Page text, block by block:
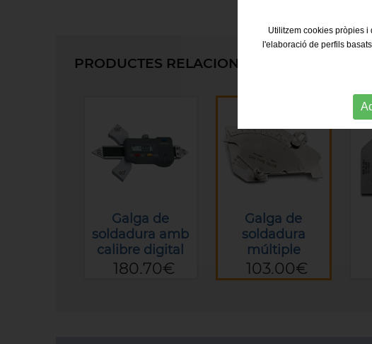
PRODUCTES RELACIONATS
Galga de
soldadura amb
calibre digital
180.70€
Galga de
soldadura
múltiple
103.00€
Utilitzem cookies pròpies
l'elaboració de perfils